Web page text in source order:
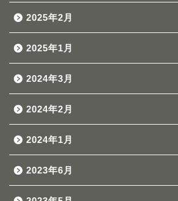
2025年2月
2025年1月
2024年3月
2024年2月
2024年1月
2023年6月